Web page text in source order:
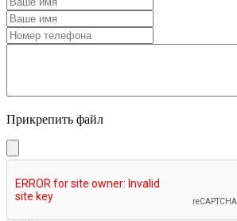
Прикрепить файл